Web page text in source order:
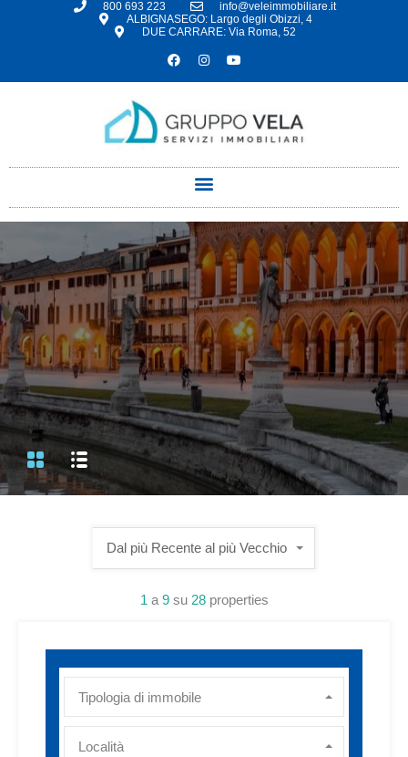
800 693 223
info@veleimmobiliare.it
ALBIGNASEGO: Largo degli Obizzi, 4
DUE CARRARE: Via Roma, 52
1 a 9 su 28 properties
Dal più Recente al più Vecchio
Tipologia di immobile
Località